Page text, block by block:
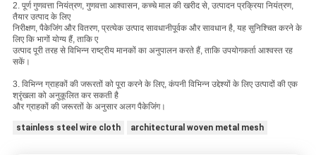
2. पूर्ण गुणवत्ता नियंत्रण, गुणवत्ता आश्वासन, कच्चे माल की खरीद से, उत्पादन प्रक्रिया नियंत्रण,
तैयार उत्पाद के लिए
निरीक्षण, पैकेजिंग और वितरण, प्रत्येक उत्पाद सावधानीपूर्वक और सावधान है, यह सुनिश्चित करने के
लिए कि भागों योग्य हैं, ताकि ए
उत्पाद पूरी तरह से विभिन्न राष्ट्रीय मानकों का अनुपालन करते हैं, ताकि उपयोगकर्ता आश्वस्त रह
सकें।
3. विभिन्न ग्राहकों की जरूरतों को पूरा करने के लिए, कंपनी विभिन्न उद्देश्यों के लिए उत्पादों की एक
श्रृंखला को अनुकूलित कर सकती है
और ग्राहकों की जरूरतों के अनुसार अलग पैकेजिंग।
stainless steel wire cloth architectural woven metal mesh